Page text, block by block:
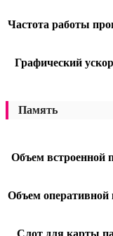
Частота работы
Графический
Память
Объем встроенной
Объем оперативной
Слот для карты